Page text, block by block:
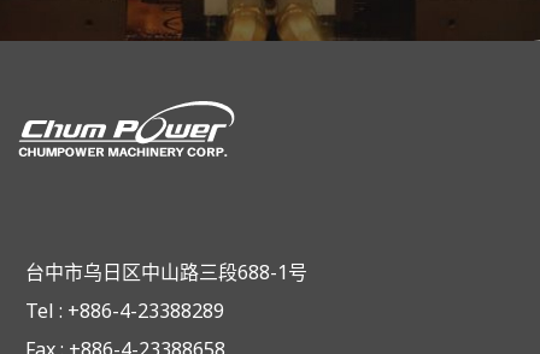
台中市乌日区中山路三段688-1号
Tel : +886-4-23388289
Fax : +886-4-23388658